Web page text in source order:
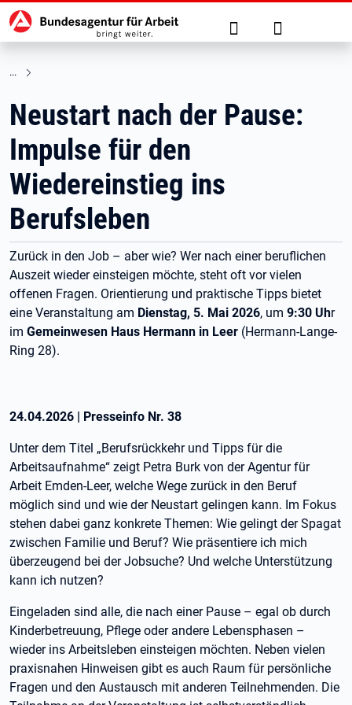
zu den Hauptinhalten springen
Hauptnavigation Suche Anmelden
Neustart nach der Pause:
Impulse für den
Wiedereinstieg ins
Berufsleben
Zurück in den Job – aber wie? Wer nach einer beruflichen
Auszeit wieder einsteigen möchte, steht oft vor vielen
offenen Fragen. Orientierung und praktische Tipps bietet
eine Veranstaltung am Dienstag, 5. Mai 2026, um 9:30 Uhr
im Gemeinwesen Haus Hermann in Leer (Hermann-Lange-
Ring 28).
24.04.2026 | Presseinfo Nr. 38
Unter dem Titel „Berufsrückkehr und Tipps für die
Arbeitsaufnahme“ zeigt Petra Burk von der Agentur für
Arbeit Emden-Leer, welche Wege zurück in den Beruf
möglich sind und wie der Neustart gelingen kann. Im Fokus
stehen dabei ganz konkrete Themen: Wie gelingt der Spagat
zwischen Familie und Beruf? Wie präsentiere ich mich
überzeugend bei der Jobsuche? Und welche Unterstützung
kann ich nutzen?
Eingeladen sind alle, die nach einer Pause – egal ob durch
Kinderbetreuung, Pflege oder andere Lebensphasen –
wieder ins Arbeitsleben einsteigen möchten. Neben vielen
praxisnahen Hinweisen gibt es auch Raum für persönliche
Fragen und den Austausch mit anderen Teilnehmenden. Die